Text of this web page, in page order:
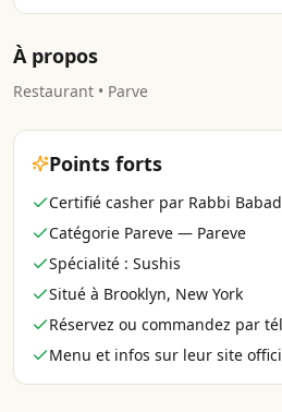
À propos
Restaurant • Parve
Points forts
Certifié casher par Rabbi
Catégorie Pareve — Pareve
Spécialité : Sushis
Situé à Brooklyn, New York
Réservez ou commandez par
Menu et infos sur leur site